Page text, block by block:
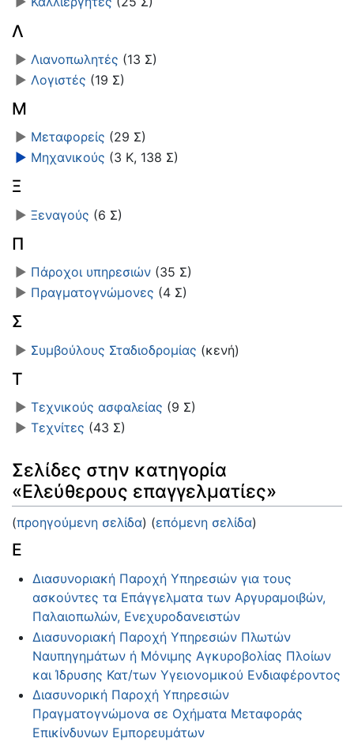
Λ
► Λιανοπωλητές (13 Σ)
► Λογιστές (19 Σ)
Μ
► Μεταφορείς (29 Σ)
► Μηχανικούς (3 Κ, 138 Σ)
Ξ
► Ξεναγούς (6 Σ)
Π
► Πάροχοι υπηρεσιών (35 Σ)
► Πραγματογνώμονες (4 Σ)
Σ
► Συμβούλους Σταδιοδρομίας (κενή)
Τ
► Τεχνικούς ασφαλείας (9 Σ)
► Τεχνίτες (43 Σ)
Σελίδες στην κατηγορία
«Ελεύθερους επαγγελματίες»
(προηγούμενη σελίδα) (επόμενη σελίδα)
Ε
Διασυνοριακή Παροχή Υπηρεσιών για τους
ασκούντες τα Επάγγελματα των Αργυραμοιβών,
Παλαιοπωλών, Ενεχυροδανειστών
Διασυνοριακή Παροχή Υπηρεσιών Πλωτών
Ναυπηγημάτων ή Μόνιμης Αγκυροβολίας Πλοίων
και Ίδρυσης Κατ/των Υγειονομικού Ενδιαφέροντος
Διασυνορική Παροχή Υπηρεσιών
Πραγματογνώμονα σε Οχήματα Μεταφοράς
Επικίνδυνων Εμπορευμάτων